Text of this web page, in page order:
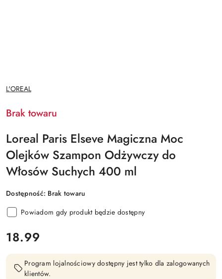
NAZWA
PRODUCENTA:
L'OREAL
Brak towaru
Loreal Paris Elseve Magiczna Moc
Olejków Szampon Odżywczy do
Włosów Suchych 400 ml
Dostępność: Brak towaru
Powiadom gdy produkt będzie dostępny
cena:
18.99
Program lojalnościowy dostępny jest tylko dla zalogowanych
klientów.